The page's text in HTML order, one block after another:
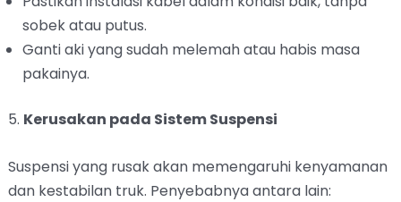
sobek atau putus.
Ganti aki yang sudah melemah atau habis masa
pakainya.
5. Kerusakan pada Sistem Suspensi
Suspensi yang rusak akan memengaruhi kenyamanan
dan kestabilan truk. Penyebabnya antara lain: